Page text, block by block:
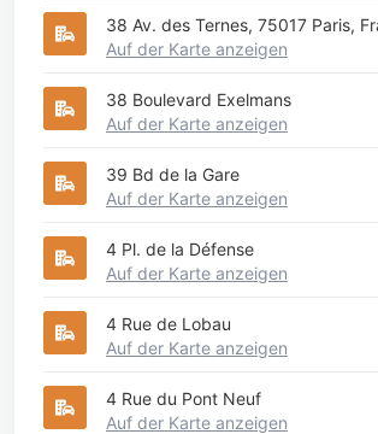
38 Av. des Ternes, 75017 Paris,
Auf der Karte anzeigen
38 Boulevard Exelmans
Auf der Karte anzeigen
39 Bd de la Gare
Auf der Karte anzeigen
4 Pl. de la Défense
Auf der Karte anzeigen
4 Rue de Lobau
Auf der Karte anzeigen
4 Rue du Pont Neuf
Auf der Karte anzeigen